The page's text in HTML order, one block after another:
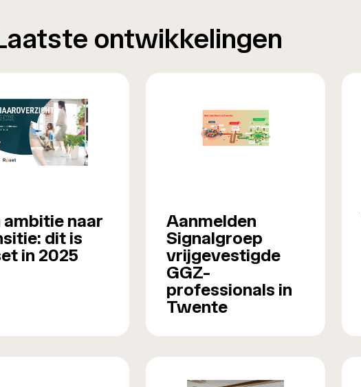
ontwikkelingen
ambitie naar
dit is
in 2025
Aanmelden
Signalgroep
vrijgevestigde
GGZ-
professionals in
Twente